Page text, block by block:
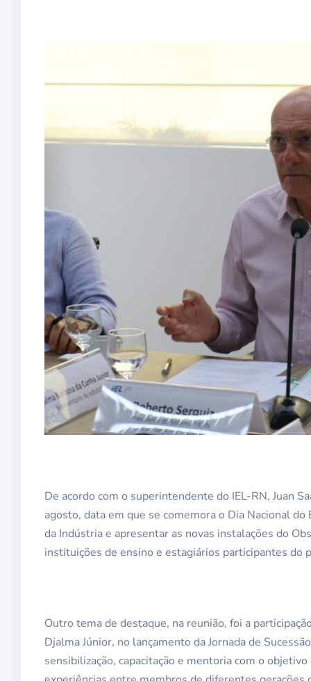
De acordo com o superintendente do IEL-RN, Juan
agosto, data em que se comemora o Dia Nacional
da Indústria e apresentar as novas instalações do
instituições de ensino e estagiários participantes do
Outro tema de destaque, na reunião, foi a
Djalma Júnior, no lançamento da Jornada de
sensibilização, capacitação e mentoria com o